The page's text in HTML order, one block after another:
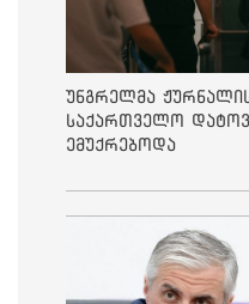
უნგრელმა
საქართველო
ემუქრებოდა